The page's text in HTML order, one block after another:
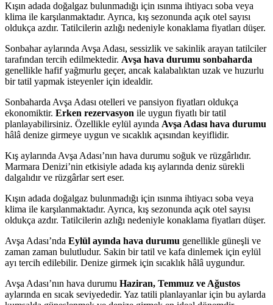
Kışın adada doğalgaz bulunmadığı için ısınma ihtiyacı soba veya
klima ile karşılanmaktadır. Ayrıca, kış sezonunda açık otel sayısı
oldukça azdır. Tatilcilerin azlığı nedeniyle konaklama fiyatları düşer.
Sonbahar aylarında Avşa Adası, sessizlik ve sakinlik arayan tatilciler
tarafından tercih edilmektedir. Avşa hava durumu sonbaharda
genellikle hafif yağmurlu geçer, ancak kalabalıktan uzak ve huzurlu
bir tatil yapmak isteyenler için idealdir.
Sonbaharda Avşa Adası otelleri ve pansiyon fiyatları oldukça
ekonomiktir. Erken rezervasyon ile uygun fiyatlı bir tatil
planlayabilirsiniz. Özellikle eylül ayında Avşa Adası hava durumu
hâlâ denize girmeye uygun ve sıcaklık açısından keyiflidir.
Kış aylarında Avşa Adası’nın hava durumu soğuk ve rüzgârlıdır.
Marmara Denizi’nin etkisiyle adada kış aylarında deniz sürekli
dalgalıdır ve rüzgârlar sert eser.
Kışın adada doğalgaz bulunmadığı için ısınma ihtiyacı soba veya
klima ile karşılanmaktadır. Ayrıca, kış sezonunda açık otel sayısı
oldukça azdır. Tatilcilerin azlığı nedeniyle konaklama fiyatları düşer.
Avşa Adası’nda Eylül ayında hava durumu genellikle güneşli ve
zaman zaman bulutludur. Sakin bir tatil ve kafa dinlemek için eylül
ayı tercih edilebilir. Denize girmek için sıcaklık hâlâ uygundur.
Avşa Adası’nın hava durumu Haziran, Temmuz ve Ağustos
aylarında en sıcak seviyededir. Yaz tatili planlayanlar için bu aylarda